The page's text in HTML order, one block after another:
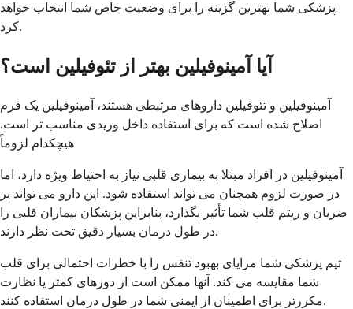
پزشکی شما بهترین گزینه را برای وضعیت خاص شما انتخاب خواهد
کرد.
آیا آمینوفیلین بهتر از تئوفیلین است؟
آمینوفیلین و تئوفیلین داروهای مرتبطی هستند، آمینوفیلین یک فرم
اصلاح شده است که برای استفاده داخل وریدی مناسب تر است.
هیچکدام لزوماً
آمینوفیلین در افراد مبتلا به بیماری قلبی نیاز به احتیاط ویژه دارد، اما
در صورت لزوم همچنان می تواند استفاده شود. این دارو می تواند بر
ضربان و ریتم قلب شما تأثیر بگذارد، بنابراین پزشکان بیماران قلبی را
در طول درمان بسیار دقیق تحت نظر دارند.
تیم پزشکی شما مزایای بهبود تنفس را با خطرات احتمالی برای قلب
شما مقایسه می کند. آنها ممکن است از دوزهای کمتر یا نظارت
مکررتر برای اطمینان از ایمنی شما در طول درمان استفاده کنند.